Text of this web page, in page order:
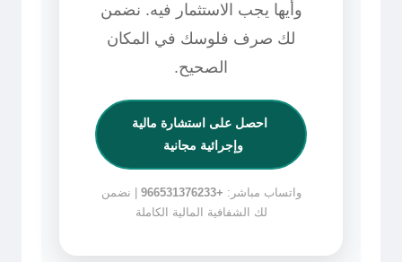
وأيها يجب الاستثمار فيه. نضمن
لك صرف فلوسك في المكان
الصحيح.
احصل على استشارة مالية
وإجرائية مجانية
واتساب مباشر: +966531376233
| نضمن
لك الشفافية المالية الكاملة